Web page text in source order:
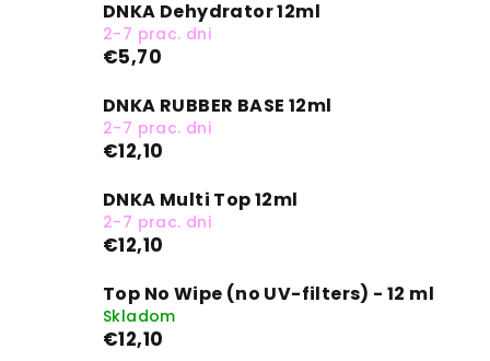
DNKA Dehydrator 12ml
2-7 prac. dni
€5,70
DNKA RUBBER BASE 12ml
2-7 prac. dni
€12,10
DNKA Multi Top 12ml
2-7 prac. dni
€12,10
Top No Wipe (no UV-filters) - 12 ml
Skladom
€12,10